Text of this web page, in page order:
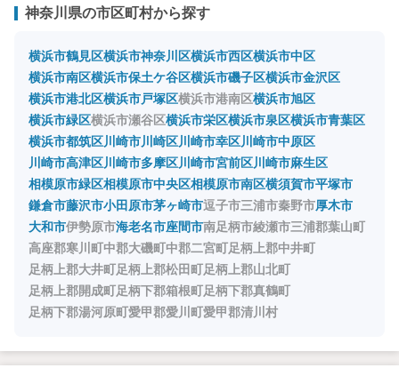
神奈川県の市区町村から探す
横浜市鶴見区横浜市神奈川区横浜市西区横浜市中区
横浜市南区横浜市保土ケ谷区横浜市磯子区横浜市金沢区
横浜市港北区横浜市戸塚区横浜市港南区横浜市旭区
横浜市緑区横浜市瀬谷区横浜市栄区横浜市泉区横浜市青葉区
横浜市都筑区川崎市川崎区川崎市幸区川崎市中原区
川崎市高津区川崎市多摩区川崎市宮前区川崎市麻生区
相模原市緑区相模原市中央区相模原市南区横須賀市平塚市
鎌倉市藤沢市小田原市茅ヶ崎市逗子市三浦市秦野市厚木市
大和市伊勢原市海老名市座間市南足柄市綾瀬市三浦郡葉山町
高座郡寒川町中郡大磯町中郡二宮町足柄上郡中井町
足柄上郡大井町足柄上郡松田町足柄上郡山北町
足柄上郡開成町足柄下郡箱根町足柄下郡真鶴町
足柄下郡湯河原町愛甲郡愛川町愛甲郡清川村